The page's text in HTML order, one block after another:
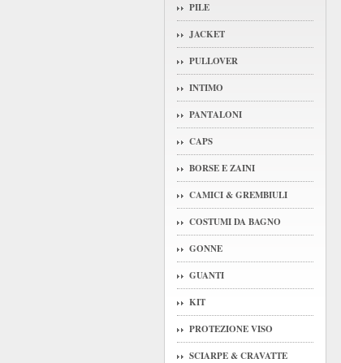
PILE
JACKET
PULLOVER
INTIMO
PANTALONI
CAPS
BORSE E ZAINI
CAMICI & GREMBIULI
COSTUMI DA BAGNO
GONNE
GUANTI
KIT
PROTEZIONE VISO
SCIARPE & CRAVATTE